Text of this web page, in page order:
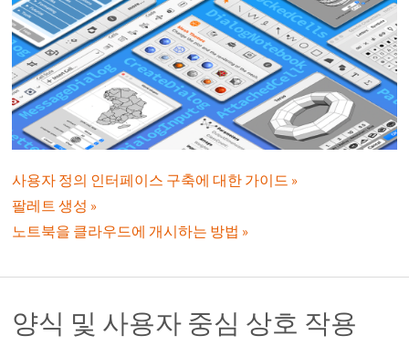
사용자 정의 인터페이스 구축에 대한 가이드
팔레트 생성
노트북을 클라우드에 개시하는 방법
양식 및 사용자 중심 상호 작용